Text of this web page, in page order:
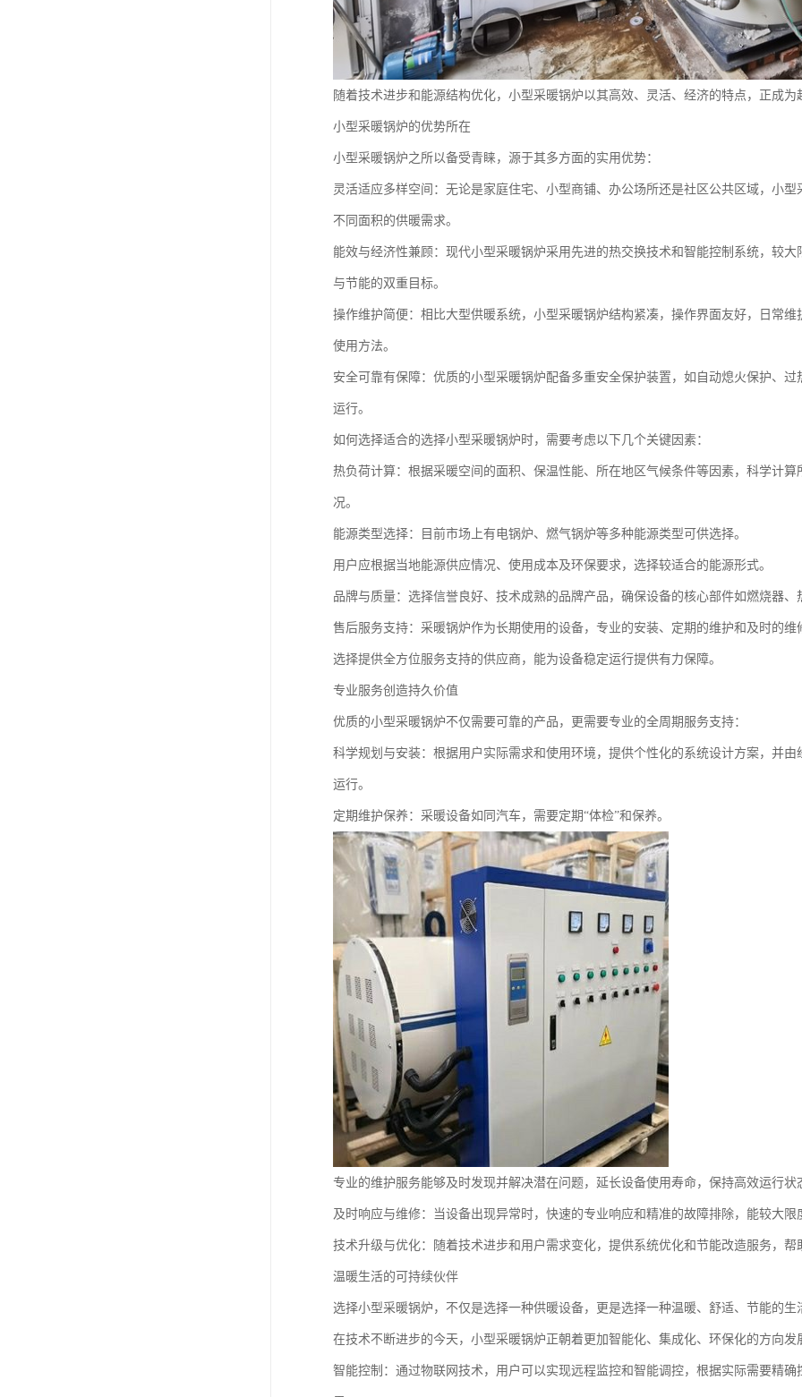
随着技术进步和能源结构优化，小型采暖锅炉以其高效、灵活、经济的特点，正成
小型采暖锅炉的优势所在
小型采暖锅炉之所以备受青睐，源于其多方面的实用优势：
灵活适应多样空间：无论是家庭住宅、小型商铺、办公场所还是社区公共区域，小
不同面积的供暖需求。
能效与经济性兼顾：现代小型采暖锅炉采用先进的热交换技术和智能控制系统，较
与节能的双重目标。
操作维护简便：相比大型供暖系统，小型采暖锅炉结构紧凑，操作界面友好，日常
使用方法。
安全可靠有保障：优质的小型采暖锅炉配备多重安全保护装置，如自动熄火保护、
运行。
如何选择适合的选择小型采暖锅炉时，需要考虑以下几个关键因素：
热负荷计算：根据采暖空间的面积、保温性能、所在地区气候条件等因素，科学计
况。
能源类型选择：目前市场上有电锅炉、燃气锅炉等多种能源类型可供选择。
用户应根据当地能源供应情况、使用成本及环保要求，选择较适合的能源形式。
品牌与质量：选择信誉良好、技术成熟的品牌产品，确保设备的核心部件如燃烧器
售后服务支持：采暖锅炉作为长期使用的设备，专业的安装、定期的维护和及时的维
选择提供全方位服务支持的供应商，能为设备稳定运行提供有力保障。
专业服务创造持久价值
优质的小型采暖锅炉不仅需要可靠的产品，更需要专业的全周期服务支持：
科学规划与安装：根据用户实际需求和使用环境，提供个性化的系统设计方案，并
运行。
定期维护保养：采暖设备如同汽车，需要定期“体检”和保养。
专业的维护服务能够及时发现并解决潜在问题，延长设备使用寿命，保持高效运行状
及时响应与维修：当设备出现异常时，快速的专业响应和精准的故障排除，能较大
技术升级与优化：随着技术进步和用户需求变化，提供系统优化和节能改造服务，
温暖生活的可持续伙伴
选择小型采暖锅炉，不仅是选择一种供暖设备，更是选择一种温暖、舒适、节能的生
在技术不断进步的今天，小型采暖锅炉正朝着更加智能化、集成化、环保化的方向发
智能控制：通过物联网技术，用户可以实现远程监控和智能调控，根据实际需要精